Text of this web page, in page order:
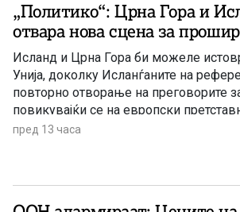
„Политико“: Црна Гора и
отвара нова сцена за
Исланд и Црна Гора би можеле
Унија, доколку Исланѓаните на
повторно отворање на преговорите
повикувајќи се на европски
пред 13 часа